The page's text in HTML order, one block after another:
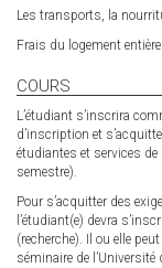
Les transports, la
Frais du logement
COURS
L’étudiant s’inscrira
d’inscription et
étudiantes et services de
semestre).
Pour s’acquitter des
l’étudiant(e) devra
(recherche). Il ou elle
séminaire de